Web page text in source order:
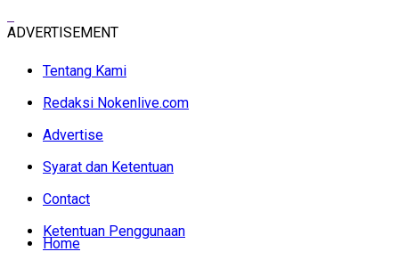
ADVERTISEMENT
Tentang Kami
Redaksi Nokenlive.com
Advertise
Syarat dan Ketentuan
Contact
Ketentuan Penggunaan
Home